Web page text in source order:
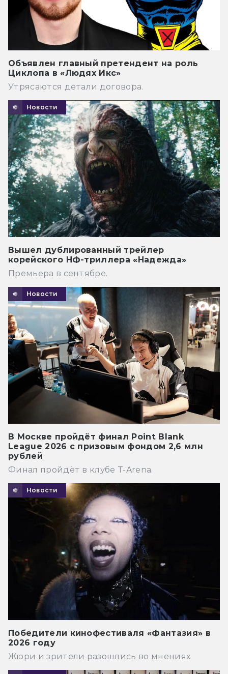
Объявлен главный претендент на роль
Циклопа в «Людях Икс»
Утрясаются детали договора.
Новости
Вышел дублированный трейлер
корейского НФ-триллера «Надежда»
Премьера в сентябре.
Новости
В Москве пройдёт финал Point Blank
League 2026 с призовым фондом 2,6 млн
рублей
Финал пройдёт в клубе T-Arena.
Новости
Победители кинофестиваля «Фантазия» в
2026 году
Жюри и зрители разошлись во мнениях